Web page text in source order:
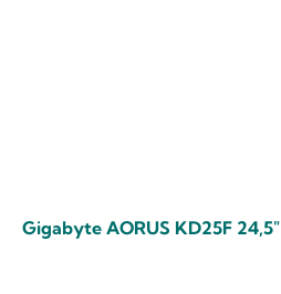
Gigabyte AORUS KD25F 24,5"